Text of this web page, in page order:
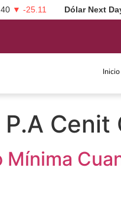
▼ -25.11 Dólar Next
Inicio
P.A Cenit